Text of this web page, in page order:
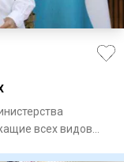
всех видов